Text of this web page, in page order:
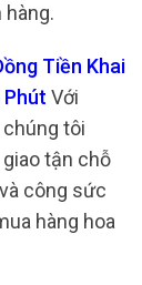
Tiền Khai
Phút Với
chúng tôi
tận chỗ
công sức
hàng hoa